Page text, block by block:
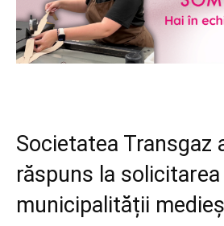
Societatea Transgaz
răspuns la solicitarea
municipalității